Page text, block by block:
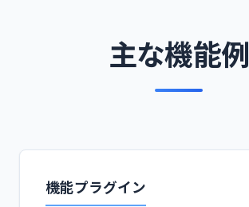
主な機能例
機能プラグイン